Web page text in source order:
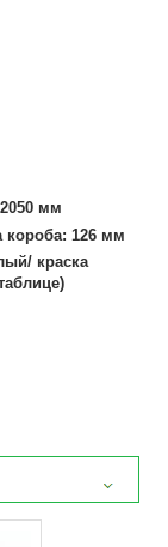
мм
короба: 126 мм
краска
эмаль, цвет
МДФ 16 мм